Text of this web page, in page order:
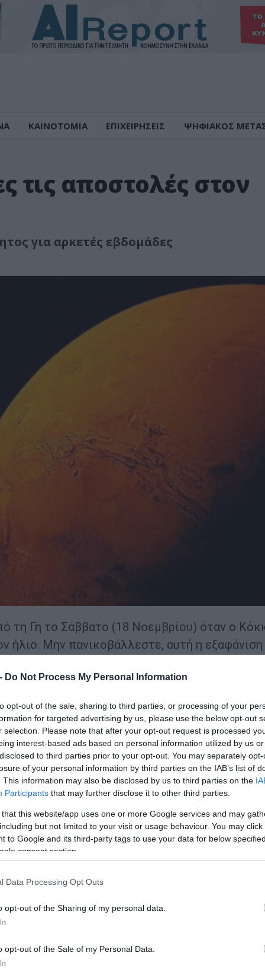
Do Not Process My Personal Information
opt-out of the sale, sharing to third parties, or processing of your
for targeted advertising by us, please use the below opt-out
selection. Please note that after your opt-out request is processed
interest-based ads based on personal information utilized by us
to third parties prior to your opt-out. You may separately
of your personal information by third parties on the IAB’s list of
This information may also be disclosed by us to third parties on the
Participants that may further disclose it to other third parties.
that this website/app uses one or more Google services and may
but not limited to your visit or usage behaviour. You may
to Google and its third-party tags to use your data for below
consent section.
Data Processing Opt Outs
opt-out of the Sharing of my personal data.
opt-out of the Sale of my Personal Data.
ΚΑΙΝΟΤΟΜΙΑ ΕΠΙΧΕΙΡΗΣΕΙΣ ΨΗΦΙΑΚΟΣ
τις αποστολές στον
για αρκετές εβδομάδες
τη Γη το Σάββατο (18 Νοεμβρίου) όταν ο
ήλιο. Μην πανικοβάλλεστε, αυτή η εξαφάνιση
είναι το αποτέλεσμα της μετάβασης
Γη κατά η διάρκεια ενός γεγονότος που οι
τον Ήλιο μόλις λιγότερο από μία μοίρα
θα βρίσκονται στον αστερισμό του
για αρκετές εβδομάδες.
που η Γη και ο Άρης βιώνουν κάθε δύο
στον μεγαλύτερο διαχωρισμό τους. Ο
περίπου 140 εκατομμυρίων μιλίων (225
ηλιακής συνόδου, η Γη και ο Άρης θα
δυόμισι φορές τη μέση απόσταση μεταξύ
Άρη δεν είναι σημαντική μόνο για τους
χρόνια η NASA χειρίζεται ρομπότ όπως τα
του Άρη, καθώς και το ελικόπτερο Ingenuity
σε τροχιά γύρω από τον Κόκκινο